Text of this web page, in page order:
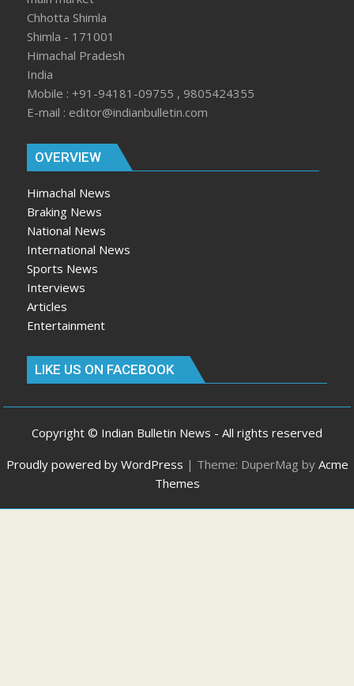
Chhotta Shimla
Shimla - 171001
Himachal Pradesh
India
Mobile : +91-94181-09755 , 9805424355
E-mail : editor@indianbulletin.com
OVERVIEW
Himachal News
Braking News
National News
International News
Sports News
Interviews
Articles
Entertainment
LIKE US ON FACEBOOK
Copyright © Indian Bulletin News - All rights reserved
Proudly powered by WordPress | Theme: DuperMag by Acme
Themes